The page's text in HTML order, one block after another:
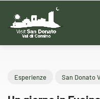
Esperienze San